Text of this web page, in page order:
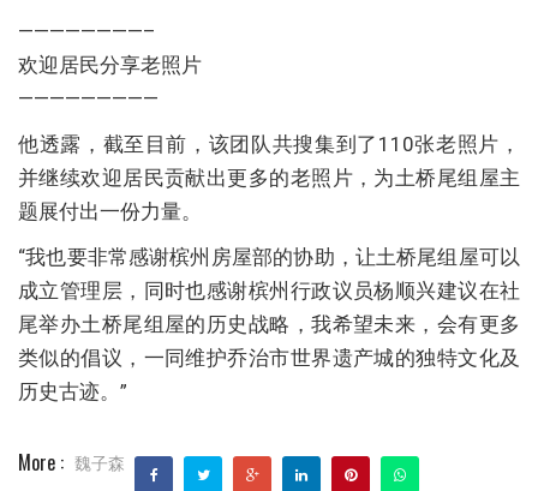
————————–
欢迎居民分享老照片
—————————
他透露，截至目前，该团队共搜集到了110张老照片，
并继续欢迎居民贡献出更多的老照片，为土桥尾组屋主
题展付出一份力量。
“我也要非常感谢槟州房屋部的协助，让土桥尾组屋可以
成立管理层，同时也感谢槟州行政议员杨顺兴建议在社
尾举办土桥尾组屋的历史战略，我希望未来，会有更多
类似的倡议，一同维护乔治市世界遗产城的独特文化及
历史古迹。”
More : 魏子森